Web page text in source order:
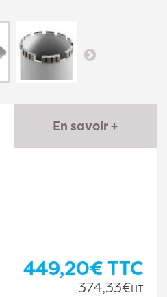
En savoir +
449,20€TTC
374,33€HT